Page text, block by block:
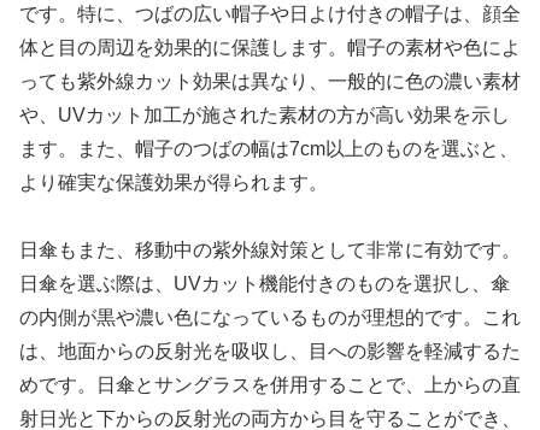
です。特に、つばの広い帽子や日よけ付きの帽子は、顔全
体と目の周辺を効果的に保護します。帽子の素材や色によ
っても紫外線カット効果は異なり、一般的に色の濃い素材
や、UVカット加工が施された素材の方が高い効果を示し
ます。また、帽子のつばの幅は7cm以上のものを選ぶと、
より確実な保護効果が得られます。
日傘もまた、移動中の紫外線対策として非常に有効です。
日傘を選ぶ際は、UVカット機能付きのものを選択し、傘
の内側が黒や濃い色になっているものが理想的です。これ
は、地面からの反射光を吸収し、目への影響を軽減するた
めです。日傘とサングラスを併用することで、上からの直
射日光と下からの反射光の両方から目を守ることができ、